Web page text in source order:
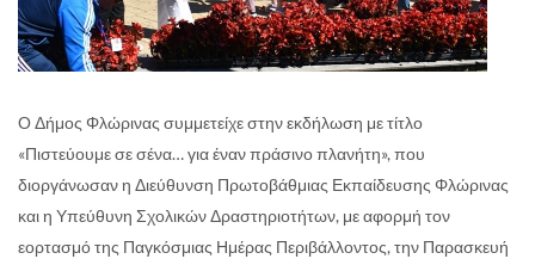
Ο Δήμος Φλώρινας συμμετείχε στην εκδήλωση με τίτλο
«Πιστεύουμε σε σένα… για έναν πράσινο πλανήτη», που
διοργάνωσαν η Διεύθυνση Πρωτοβάθμιας Εκπαίδευσης Φλώρινας
και η Υπεύθυνη Σχολικών Δραστηριοτήτων, με αφορμή τον
εορτασμό της Παγκόσμιας Ημέρας Περιβάλλοντος, την Παρασκευή